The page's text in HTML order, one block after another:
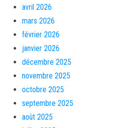
avril 2026
mars 2026
février 2026
janvier 2026
décembre 2025
novembre 2025
octobre 2025
septembre 2025
août 2025